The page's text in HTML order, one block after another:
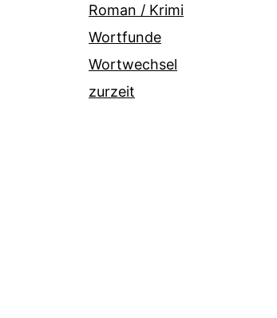
Roman / Krimi
Wortfunde
Wortwechsel
zurzeit